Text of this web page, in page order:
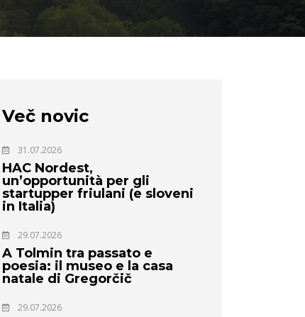
Več novic
31.07.2026
HAC Nordest,
un’opportunità per gli
startupper friulani (e sloveni
in Italia)
29.07.2026
A Tolmin tra passato e
poesia: il museo e la casa
natale di Gregorčič
29.07.2026